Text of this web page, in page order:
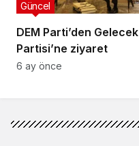
DEM Parti’den Gelecek
Partisi’ne ziyaret
Güncel
6 ay önce